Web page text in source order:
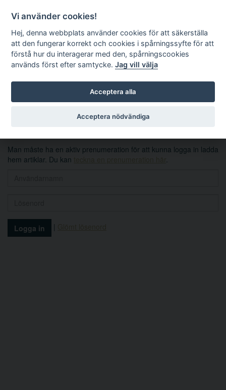
Sök
Logga in
Man måste ha en aktiv prenumeration för att kunna logga in ladda
hem artiklar. Du kan
|
Vi använder cookies!
Hej, denna webbplats använder cookies för att säkerställa
att den fungerar korrekt och cookies i spårningssyfte för att
förstå hur du interagerar med den, spårningscookies
används först efter samtycke.Jag vill välja
Acceptera alla
Acceptera nödvändiga